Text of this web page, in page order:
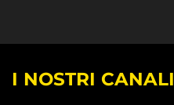
I NOSTRI CANALI